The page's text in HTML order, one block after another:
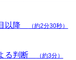
以降 （約2分30秒）
る判断 （約3分）